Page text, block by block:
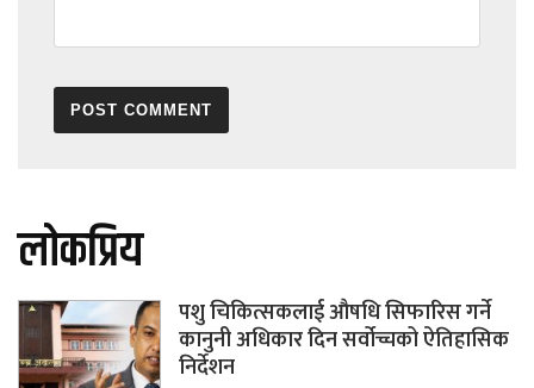
लोकप्रिय
पशु चिकित्सकलाई औषधि सिफारिस गर्ने
कानुनी अधिकार दिन सर्वोच्चको ऐतिहासिक
निर्देशन